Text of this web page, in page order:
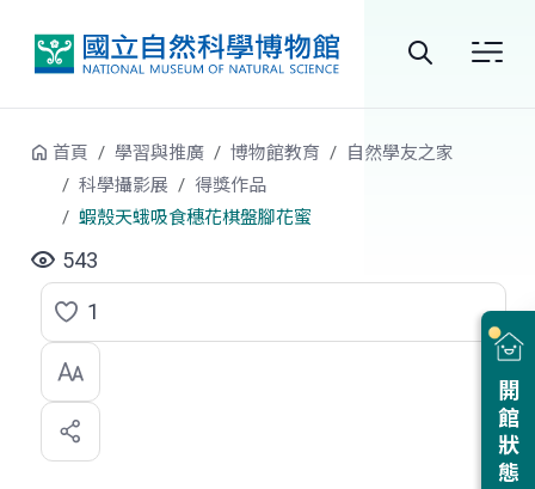
站
開館狀態
首頁 學習與推廣 博物館教育
自然學友之家
科學攝影展
得獎作品
蝦殼天蛾吸食穗花棋盤腳花蜜
543
點
選
喜
歡
1